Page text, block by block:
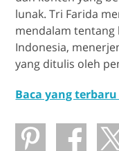
lunak. Tri Farida
mendalam tentang
Indonesia,
yang ditulis oleh
Baca yang